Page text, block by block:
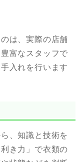
は、実際の店舗
富なスタッフで
入れを行います
、知識と技術を
き力」で衣類の